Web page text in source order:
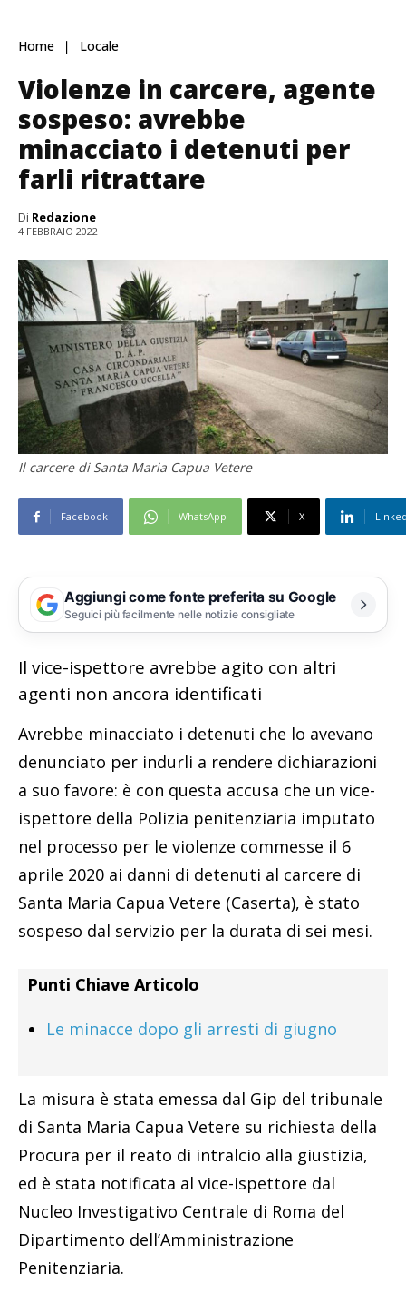
Home Locale
Violenze in carcere, agente
sospeso: avrebbe
minacciato i detenuti per
farli ritrattare
Di Redazione
4 FEBBRAIO 2022
Il carcere di Santa Maria Capua Vetere
Facebook WhatsApp X
Aggiungi come fonte preferita su Google
Seguici più facilmente nelle notizie consigliate
Il vice-ispettore avrebbe agito con altri
agenti non ancora identificati
Avrebbe minacciato i detenuti che lo avevano
denunciato per indurli a rendere dichiarazioni
a suo favore: è con questa accusa che un vice-
ispettore della Polizia penitenziaria imputato
nel processo per le violenze commesse il 6
aprile 2020 ai danni di detenuti al carcere di
Santa Maria Capua Vetere (Caserta), è stato
sospeso dal servizio per la durata di sei mesi.
Punti Chiave Articolo
Le minacce dopo gli arresti di giugno
La misura è stata emessa dal Gip del tribunale
di Santa Maria Capua Vetere su richiesta della
Procura per il reato di intralcio alla giustizia,
ed è stata notificata al vice-ispettore dal
Nucleo Investigativo Centrale di Roma del
Dipartimento dell’Amministrazione
Penitenziaria.